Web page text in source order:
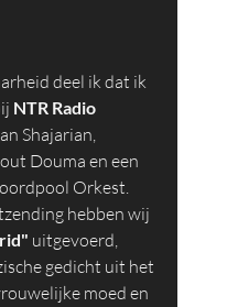
deel ik dat ik
NTR Radio
Shajarian,
Douma en een
Orkest.
hebben wij
uitgevoerd,
gedicht uit het
moed en